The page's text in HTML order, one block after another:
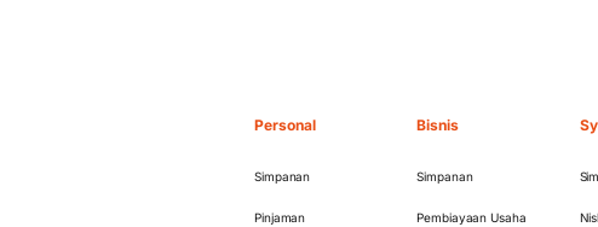
Personal
Simpanan
Pinjaman
Bisnis
Simpanan
Pembiayaan Usaha